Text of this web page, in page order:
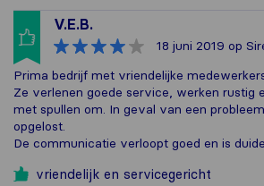
V.E.B.
18 juni 2019 op
Prima bedrijf met vriendelijke
Ze verlenen goede service, werken rustig
met spullen om. In geval van een
opgelost.
De communicatie verloopt goed en is
vriendelijk en servicegericht